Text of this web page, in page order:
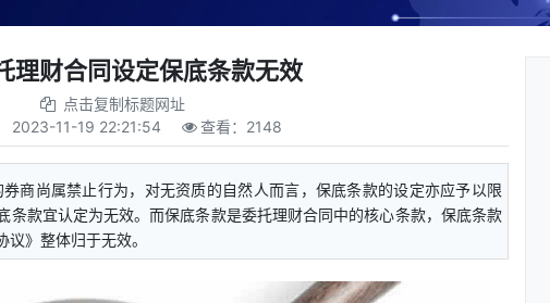
理财合同设定保底条款无效
点击复制标题网址
2023-11-19 22:21:54 查看： 2148
商尚属禁止行为，对无资质的自然人而言，保底条款的设定亦应予以限
条款宜认定为无效。而保底条款是委托理财合同中的核心条款，保底条款
》整体归于无效。